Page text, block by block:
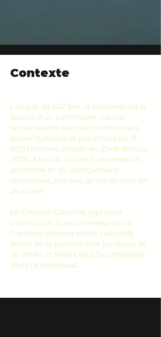
Contexte
Longue de 647 km, la Garonne est la
source d’un patrimoine naturel
remarquable avec de nombreuses
zones humides et pas moins de 15
000 hectares classés en Zone Natura
2000. Mais du fait de l’urbanisation
accélérée et du dérèglement
climatique, son eau se fait de plus en
plus rare.
Le Collectif Garonne agit pour
promouvoir la reconnaissance de
Garonne comme entité naturelle
dotée de la personnalité juridique et
de droits et Wild Legal l'acompagne
dans ce processus.